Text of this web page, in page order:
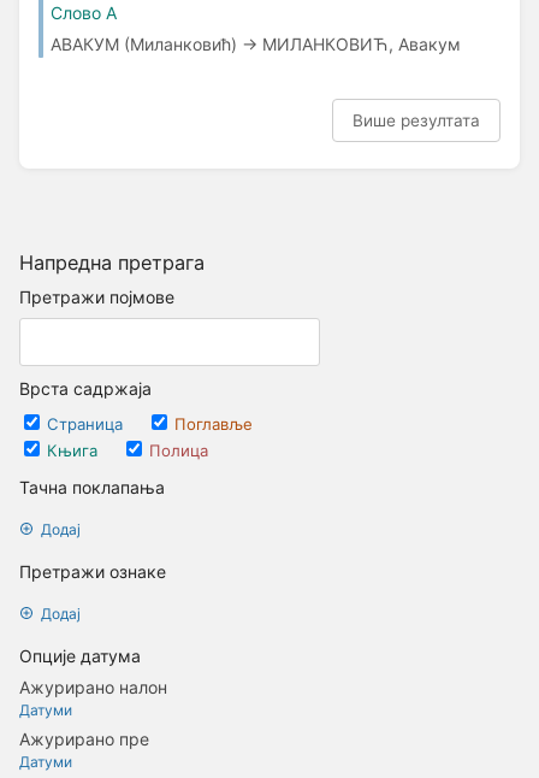
Напредна претрага
Претражи појмове
Врста садржаја
Страница
Поглавље
Књига
Полица
Тачна поклапања
Додај
Претражи ознаке
Додај
Опције датума
Ажурирано налон
Датуми
Ажурирано пре
Датуми
Слово А
АВАКУМ (Миланковић) → МИЛАНКОВИЋ, Авакум
Више резултата